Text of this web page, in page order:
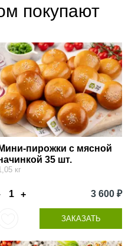
покупают
Мини-пирожки с мясной
35 шт.
кг
+ 3 600 ₽
ЗАКАЗАТЬ